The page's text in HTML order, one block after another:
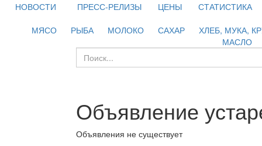
НОВОСТИ ПРЕСС-РЕЛИЗЫ ЦЕНЫ
СТАТИСТИКА
МЯСО
РЫБА МОЛОКО САХАР
ХЛЕБ, МУКА,
МАСЛО
Объявление
Объявления не существует